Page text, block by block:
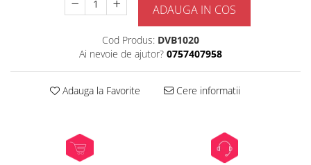
ADAUGA IN COS
Cod Produs: DVB1020
Ai nevoie de ajutor? 0757407958
Adauga la Favorite Cere informatii